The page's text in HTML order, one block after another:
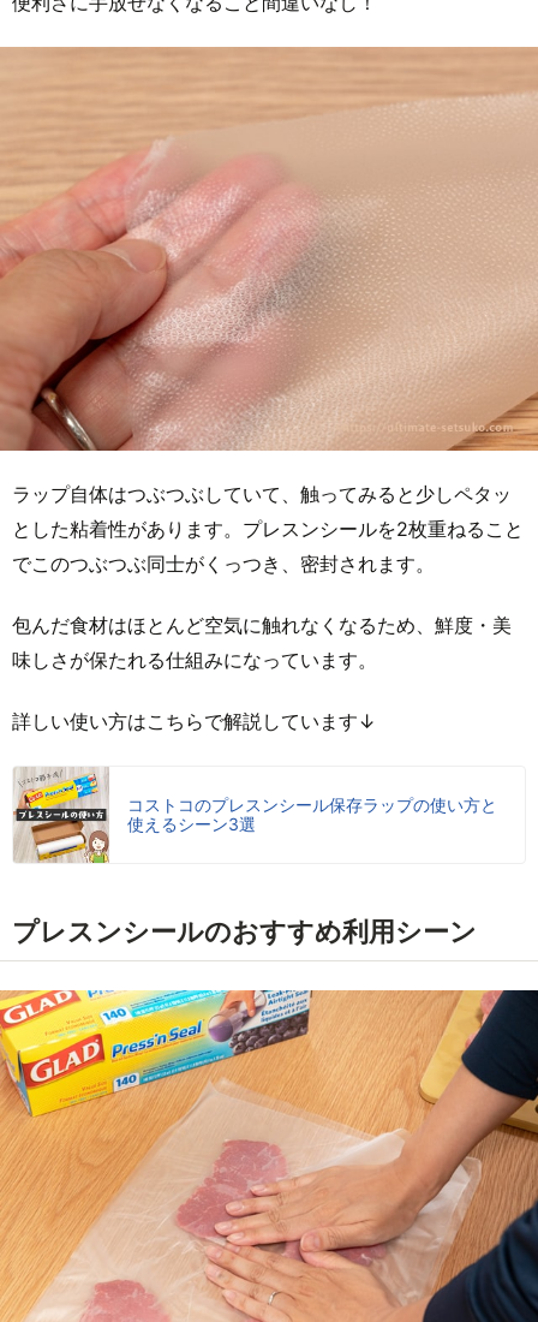
ラップ自体はつぶつぶしていて、触ってみると少しペタッ
とした粘着性があります。プレスンシールを2枚重ねること
でこのつぶつぶ同士がくっつき、密封されます。
包んだ食材はほとんど空気に触れなくなるため、鮮度・美
味しさが保たれる仕組みになっています。
詳しい使い方はこちらで解説しています↓
コストコのプレスンシール保存ラップの使い方と
使えるシーン3選
プレスンシールのおすすめ利用シーン